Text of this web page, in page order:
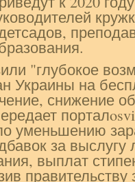
"глубокое
Украины на
снижение
уменьшению
за выслугу
выплат
правительству